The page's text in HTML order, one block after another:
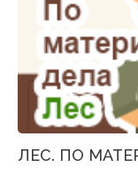
ЛЕС. ПО